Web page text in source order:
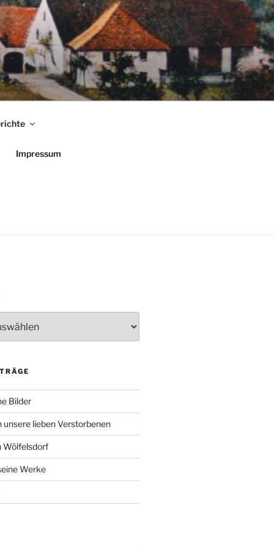
Impressum
Bilder
unsere lieben Verstorbenen
Wölfelsdorf
Werke